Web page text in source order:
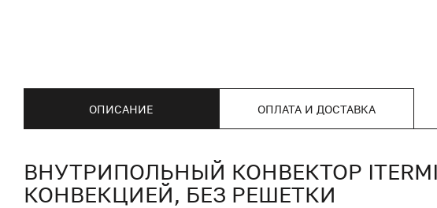
ОПИСАНИЕ ОПЛАТА И ДОСТАВКА
ВНУТРИПОЛЬНЫЙ КОНВЕКТОР
КОНВЕКЦИЕЙ, БЕЗ РЕШЕТКИ